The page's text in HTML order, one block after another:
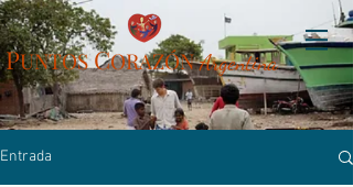
PUNTOSCORAZÓNArgentina
Entrada